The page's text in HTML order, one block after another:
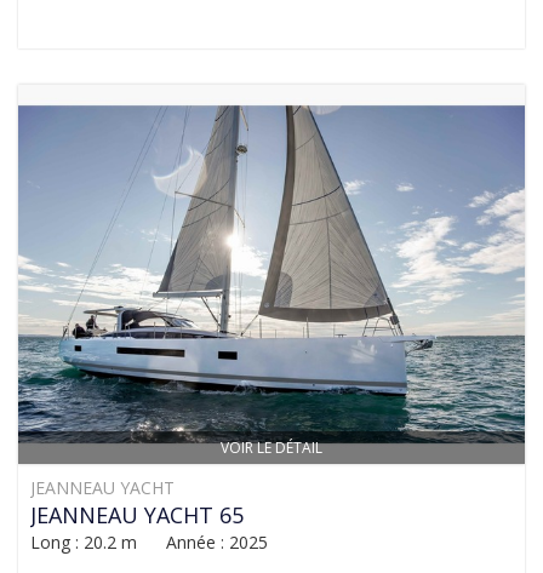
VOIR LE DÉTAIL
JEANNEAU YACHT
JEANNEAU YACHT 65
Long : 20.2 m Année : 2025